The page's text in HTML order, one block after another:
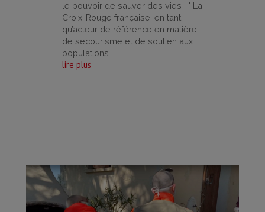
9/09/2020
le pouvoir de sauver des vies ! " La
Croix-Rouge française, en tant
qu’acteur de référence en matière
de secourisme et de soutien aux
populations...
lire plus